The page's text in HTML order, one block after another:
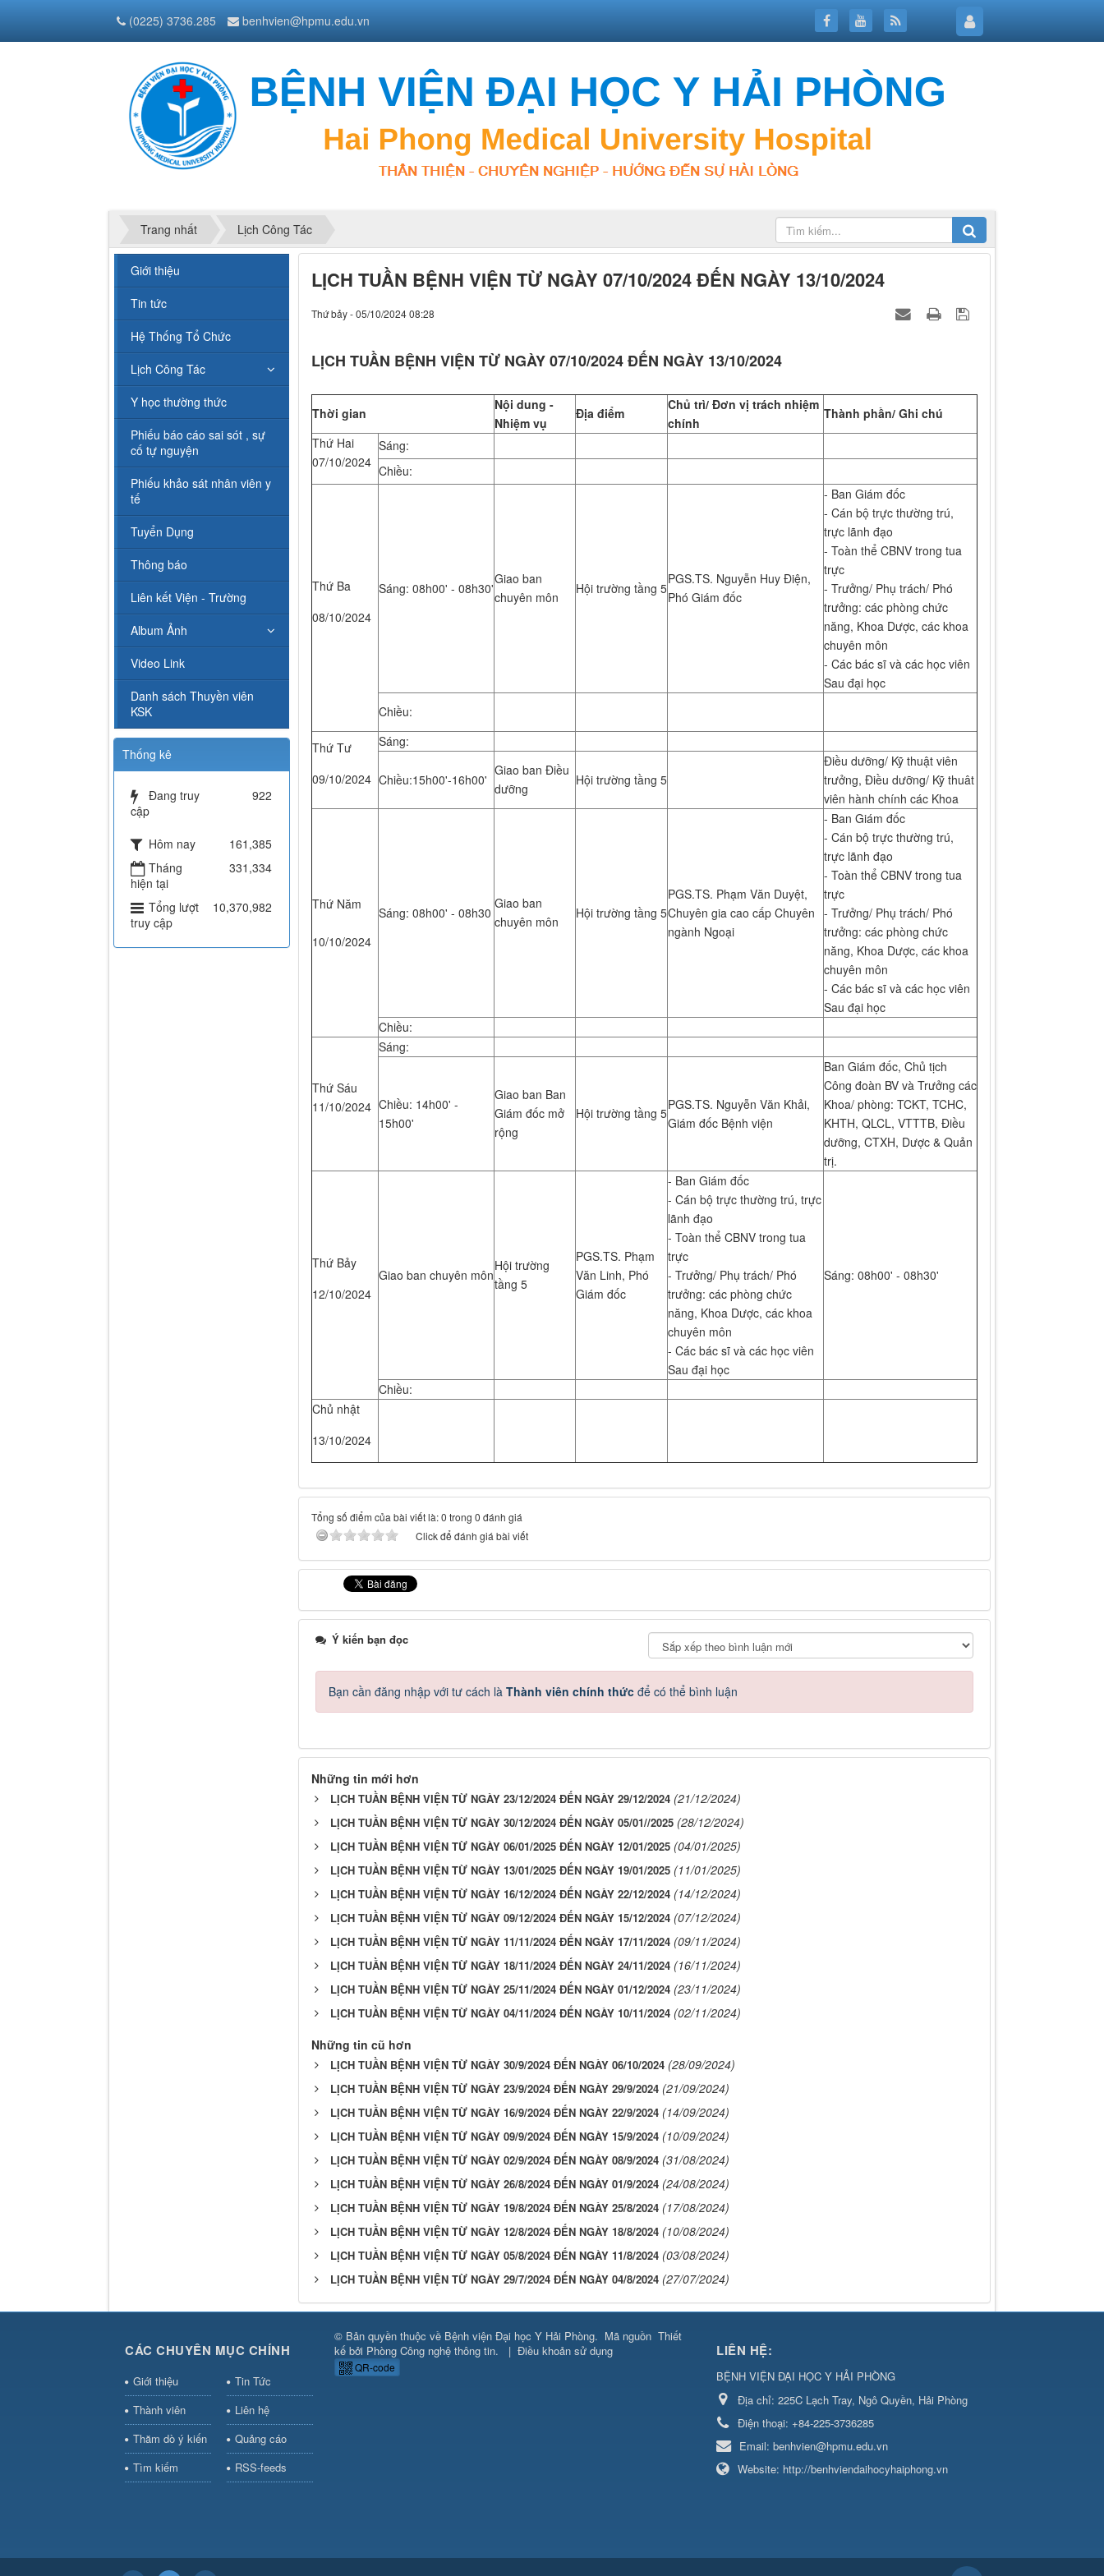
(0225) 3736.285 benhvien@hpmu.edu.vn
Trang nhất Lịch Công Tác
LỊCH TUẦN BỆNH VIỆN TỪ NGÀY 07/10/2024 ĐẾN NGÀY 13/10/2024
Thứ bảy - 05/10/2024 08:28
LỊCH TUẦN BỆNH VIỆN TỪ NGÀY 07/10/2024 ĐẾN NGÀY 13/10/2024
Thời gian
Nội dung -
Nhiệm vụ
Địa điểm
Chủ trì/ Đơn vị trách nhiệm
chính
Thành phần/ Ghi chú
Thứ Hai
07/10/2024
Sáng:
Chiều:
Thứ Ba
08/10/2024
Sáng: 08h00' - 08h30'
Giao ban
chuyên môn
Hội trường tầng 5
PGS.TS. Nguyễn Huy Điện,
Phó Giám đốc
- Ban Giám đốc
- Cán bộ trực thường trú,
trực lãnh đạo
- Toàn thể CBNV trong tua
trực
- Trưởng/ Phụ trách/ Phó
trưởng: các phòng chức
năng, Khoa Dược, các khoa
chuyên môn
- Các bác sĩ và các học viên
Sau đại học
Chiều:
Thứ Tư
09/10/2024
Sáng:
Chiều:15h00'-16h00'
Giao ban Điều
dưỡng
Hội trường tầng 5
Điều dưỡng/ Kỹ thuật viên
trưởng, Điều dưỡng/ Kỹ thuât
viên hành chính các Khoa
Thứ Năm
10/10/2024
Sáng: 08h00' - 08h30
Giao ban
chuyên môn
Hội trường tầng 5
PGS.TS. Phạm Văn Duyệt,
Chuyên gia cao cấp Chuyên
ngành Ngoại
- Ban Giám đốc
- Cán bộ trực thường trú,
trực lãnh đạo
- Toàn thể CBNV trong tua
trực
- Trưởng/ Phụ trách/ Phó
trưởng: các phòng chức
năng, Khoa Dược, các khoa
chuyên môn
- Các bác sĩ và các học viên
Sau đại học
Chiều:
Thứ Sáu
11/10/2024
Sáng:
Chiều: 14h00' -
15h00'
Giao ban Ban
Giám đốc mở
rộng
Hội trường tầng 5
PGS.TS. Nguyễn Văn Khải,
Giám đốc Bệnh viện
Ban Giám đốc, Chủ tịch
Công đoàn BV và Trưởng các
Khoa/ phòng: TCKT, TCHC,
KHTH, QLCL, VTTTB, Điều
dưỡng, CTXH, Dược & Quản
trị.
Sáng: 08h00' - 08h30'
Thứ Bảy
12/10/2024
Giao ban chuyên môn
Hội trường
tầng 5
PGS.TS. Phạm
Văn Linh, Phó
Giám đốc
- Ban Giám đốc
- Cán bộ trực thường trú, trực
lãnh đạo
- Toàn thể CBNV trong tua
trực
- Trưởng/ Phụ trách/ Phó
trưởng: các phòng chức
năng, Khoa Dược, các khoa
chuyên môn
- Các bác sĩ và các học viên
Sau đại học
Chiều:
Chủ nhật
13/10/2024
Tổng số điểm của bài viết là: 0 trong 0 đánh giá
Click để đánh giá bài viết
Ý kiến bạn đọc
Bạn cần đăng nhập với tư cách là Thành viên chính thứcđể có thể bình luận
Những tin mới hơn
LỊCH TUẦN BỆNH VIỆN TỪ NGÀY 23/12/2024 ĐẾN NGÀY 29/12/2024 (21/12/2024)
LỊCH TUẦN BỆNH VIỆN TỪ NGÀY 30/12/2024 ĐẾN NGÀY 05/01//2025 (28/12/2024)
LỊCH TUẦN BỆNH VIỆN TỪ NGÀY 06/01/2025 ĐẾN NGÀY 12/01/2025 (04/01/2025)
LỊCH TUẦN BỆNH VIỆN TỪ NGÀY 13/01/2025 ĐẾN NGÀY 19/01/2025 (11/01/2025)
LỊCH TUẦN BỆNH VIỆN TỪ NGÀY 16/12/2024 ĐẾN NGÀY 22/12/2024 (14/12/2024)
LỊCH TUẦN BỆNH VIỆN TỪ NGÀY 09/12/2024 ĐẾN NGÀY 15/12/2024 (07/12/2024)
LỊCH TUẦN BỆNH VIỆN TỪ NGÀY 11/11/2024 ĐẾN NGÀY 17/11/2024 (09/11/2024)
LỊCH TUẦN BỆNH VIỆN TỪ NGÀY 18/11/2024 ĐẾN NGÀY 24/11/2024 (16/11/2024)
LỊCH TUẦN BỆNH VIỆN TỪ NGÀY 25/11/2024 ĐẾN NGÀY 01/12/2024 (23/11/2024)
LỊCH TUẦN BỆNH VIỆN TỪ NGÀY 04/11/2024 ĐẾN NGÀY 10/11/2024 (02/11/2024)
Những tin cũ hơn
LỊCH TUẦN BỆNH VIỆN TỪ NGÀY 30/9/2024 ĐẾN NGÀY 06/10/2024 (28/09/2024)
LỊCH TUẦN BỆNH VIỆN TỪ NGÀY 23/9/2024 ĐẾN NGÀY 29/9/2024 (21/09/2024)
LỊCH TUẦN BỆNH VIỆN TỪ NGÀY 16/9/2024 ĐẾN NGÀY 22/9/2024 (14/09/2024)
LỊCH TUẦN BỆNH VIỆN TỪ NGÀY 09/9/2024 ĐẾN NGÀY 15/9/2024 (10/09/2024)
LỊCH TUẦN BỆNH VIỆN TỪ NGÀY 02/9/2024 ĐẾN NGÀY 08/9/2024 (31/08/2024)
LỊCH TUẦN BỆNH VIỆN TỪ NGÀY 26/8/2024 ĐẾN NGÀY 01/9/2024 (24/08/2024)
LỊCH TUẦN BỆNH VIỆN TỪ NGÀY 19/8/2024 ĐẾN NGÀY 25/8/2024 (17/08/2024)
LỊCH TUẦN BỆNH VIỆN TỪ NGÀY 12/8/2024 ĐẾN NGÀY 18/8/2024 (10/08/2024)
LỊCH TUẦN BỆNH VIỆN TỪ NGÀY 05/8/2024 ĐẾN NGÀY 11/8/2024 (03/08/2024)
LỊCH TUẦN BỆNH VIỆN TỪ NGÀY 29/7/2024 ĐẾN NGÀY 04/8/2024 (27/07/2024)
Giới thiệu
Tin tức
Hệ Thống Tổ Chức
Lịch Công Tác
Y học thường thức
Phiếu báo cáo sai sót , sự
cố tự nguyện
Phiếu khảo sát nhân viên y
tế
Tuyển Dụng
Thông báo
Liên kết Viện - Trường
Album Ảnh
Video Link
Danh sách Thuyền viên
KSK
Thống kê
Đang truy
cập
922
Hôm nay
161,385
Tháng
hiện tại
331,334
Tổng lượt
truy cập
10,370,982
CÁC CHUYÊN MỤC CHÍNH
Giới thiệu
Tin Tức
Thành viên
Liên hệ
Thăm dò ý kiến
Quảng cáo
Tìm kiếm
RSS-feeds
© Bản quyền thuộc về Bệnh viện Đại học Y Hải Phòng. Mã nguồn Thiết
kế bởi Phòng Công nghệ thông tin. | Điều khoản sử dụng
QR-code
LIÊN HỆ:
BỆNH VIỆN ĐẠI HỌC Y HẢI PHÒNG
Địa chỉ: 225C Lạch Tray, Ngô Quyền, Hải Phòng
Điện thoại: +84-225-3736285
Email: benhvien@hpmu.edu.vn
Website: http://benhviendaihocyhaiphong.vn